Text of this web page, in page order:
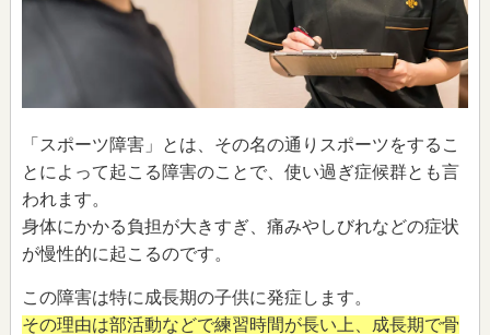
「スポーツ障害」とは、その名の通りスポーツをするこ
とによって起こる障害のことで、使い過ぎ症候群とも言
われます。
身体にかかる負担が大きすぎ、痛みやしびれなどの症状
が慢性的に起こるのです。
この障害は特に成長期の子供に発症します。
その理由は部活動などで練習時間が長い上、成長期で骨